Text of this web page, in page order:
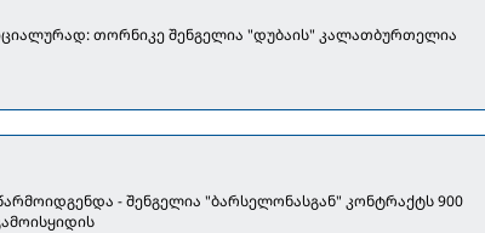
თორნიკე შენგელია "დუბაის" კალათბურთელია
- შენგელია "ბარსელონასგან" კონტრაქტს 900